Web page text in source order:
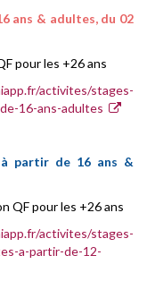
ans & adultes, du 02
pour les +26 ans
activites/stages-
16-ans-adultes
partir de 16 ans &
QF pour les +26 ans
activites/stages-
a-partir-de-12-